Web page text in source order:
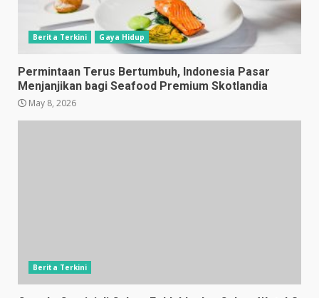
Berita Terkini Gaya Hidup
Permintaan Terus Bertumbuh, Indonesia Pasar
Menjanjikan bagi Seafood Premium Skotlandia
May 8, 2026
Berita Terkini